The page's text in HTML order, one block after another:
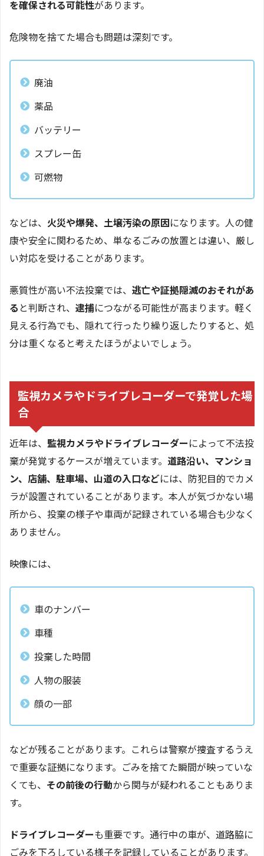
を確保される可能性があります。
危険物を捨てた場合も問題は深刻です。
廃油
薬品
バッテリー
スプレー缶
可燃物
などは、 火災や爆発、土壌汚染の原因になります。人の健
康や安全に関わるため、単なるごみの放置とは違い、厳し
い対応を受けることがあります。
悪質性が高い不法投棄では、 逃亡や証拠隠滅のおそれがあ
る と判断され、 逮捕につながる可能性が高まります。軽く
見える行為でも、隠れて行ったり繰り返したりすると、処
分は重くなると考えたほうがよいでしょう。
監視カメラやドライブレコーダーで発覚した場
合
近年は、 監視カメラやドライブレコーダーによって不法投
棄が発覚するケースが増えています。 道路沿い、マンショ
ン、店舗、駐車場、山道の入口などには、防犯目的でカメ
ラが設置されていることがあります。本人が気づかない場
所から、投棄の様子や車両が記録されている場合も少なく
ありません。
映像には、
車のナンバー
車種
投棄した時間
人物の服装
顔の一部
などが残ることがあります。これらは警察が捜査するうえ
で重要な証拠になります。ごみを捨てた瞬間が映っていな
くても、 その前後の行動から関与が疑われることもありま
す。
ドライブレコーダーも重要です。通行中の車が、道路脇に
ごみを下ろしている様子を記録していることがあります。